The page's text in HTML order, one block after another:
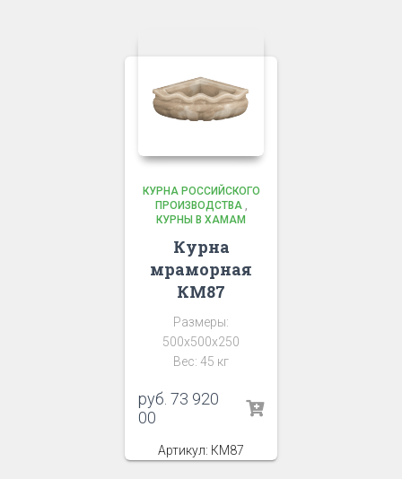
КУРНА РОССИЙСКОГО
ПРОИЗВОДСТВА
КУРНЫ В ХАМАМ
Курна
мраморная
КМ87
Размеры:
500х500х250
Вес: 45 кг
руб. 73 920
00
Артикул: КМ87